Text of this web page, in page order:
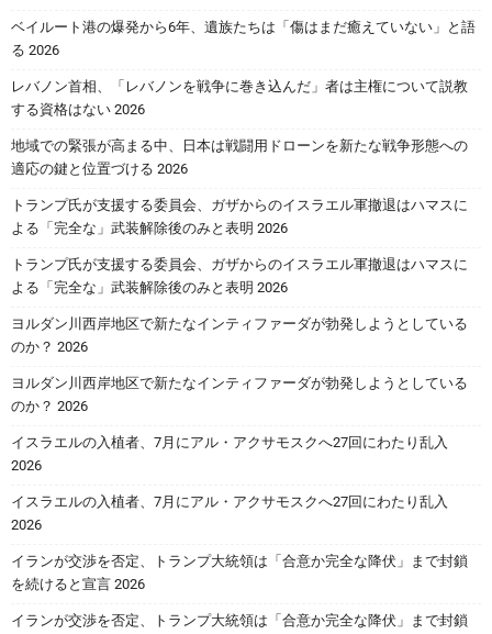
ベイルート港の爆発から6年、遺族たちは「傷はまだ癒えていない」と語
る 2026
レバノン首相、「レバノンを戦争に巻き込んだ」者は主権について説教
する資格はない 2026
地域での緊張が高まる中、日本は戦闘用ドローンを新たな戦争形態への
適応の鍵と位置づける 2026
トランプ氏が支援する委員会、ガザからのイスラエル軍撤退はハマスに
よる「完全な」武装解除後のみと表明 2026
トランプ氏が支援する委員会、ガザからのイスラエル軍撤退はハマスに
よる「完全な」武装解除後のみと表明 2026
ヨルダン川西岸地区で新たなインティファーダが勃発しようとしている
のか？ 2026
ヨルダン川西岸地区で新たなインティファーダが勃発しようとしている
のか？ 2026
イスラエルの入植者、7月にアル・アクサモスクへ27回にわたり乱入
2026
イスラエルの入植者、7月にアル・アクサモスクへ27回にわたり乱入
2026
イランが交渉を否定、トランプ大統領は「合意か完全な降伏」まで封鎖
を続けると宣言 2026
イランが交渉を否定、トランプ大統領は「合意か完全な降伏」まで封鎖